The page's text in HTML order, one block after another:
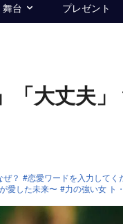
舞台 プレゼント
「大丈夫
？
恋愛ワードを入力してく
愛した未来〜 力の強い女 ト